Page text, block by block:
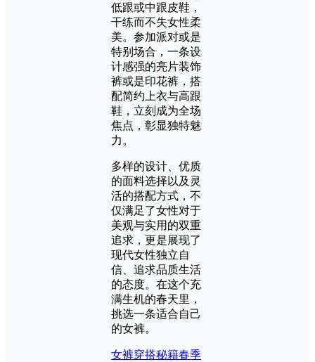
低跟或中跟皮鞋，
干练而不失女性柔
美。参加派对或是
特别场合，一条设
计感强的亮片装饰
裤或是印花裤，搭
配简约上衣与高跟
鞋，立刻成为全场
焦点，彰显独特魅
力。
多样的设计、优质
的面料选择以及灵
活的搭配方式，不
仅满足了女性对于
美观与实用的双重
追求，更是展现了
现代女性独立自
信、追求品质生活
的态度。在这个充
满生机的春天里，
挑选一条适合自己
的女裤。
女裤穿搭秘籍春季